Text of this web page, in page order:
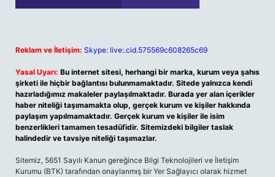
Reklam ve İletişim: Skype: live:.cid.575569c608265c69
Yasal Uyarı: Bu internet sitesi, herhangi bir marka, kurum veya şahıs
şirketi ile hiçbir bağlantısı bulunmamaktadır. Sitede yalnızca kendi
hazırladığımız makaleler paylaşılmaktadır. Burada yer alan içerikler
haber niteliği taşımamakta olup, gerçek kurum ve kişiler hakkında
paylaşım yapılmamaktadır. Gerçek kurum ve kişiler ile isim
benzerlikleri tamamen tesadüfidir. Sitemizdeki bilgiler taslak
halindedir ve tavsiye niteliği taşımazlar.
Sitemiz, 5651 Sayılı Kanun gereğince Bilgi Teknolojileri ve İletişim
Kurumu (BTK) tarafından onaylanmış bir Yer Sağlayıcı olarak hizmet